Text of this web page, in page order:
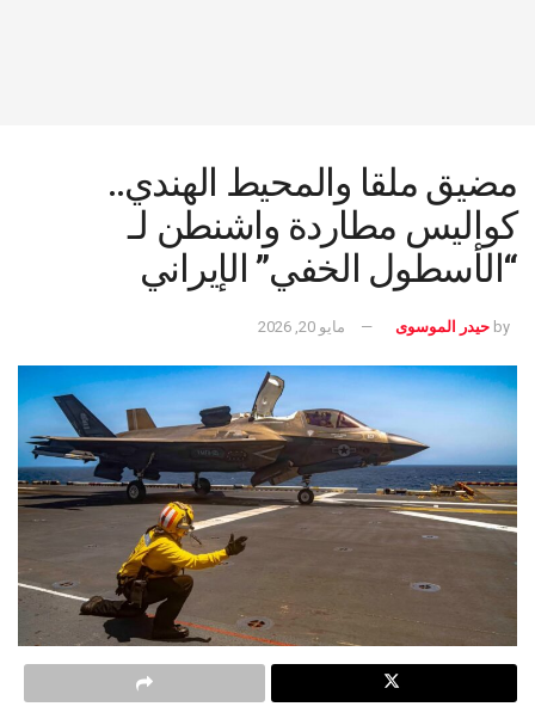
مضيق ملقا والمحيط الهندي..
كواليس مطاردة واشنطن لـ
“الأسطول الخفي” الإيراني
by حيدر الموسوى مايو 20, 2026